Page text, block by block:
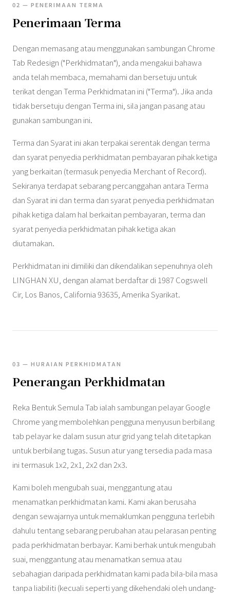
02 — PENERIMAAN TERMA
Penerimaan Terma
Dengan memasang atau menggunakan sambungan Chrome
Tab Redesign ("Perkhidmatan"), anda mengakui bahawa
anda telah membaca, memahami dan bersetuju untuk
terikat dengan Terma Perkhidmatan ini ("Terma"). Jika anda
tidak bersetuju dengan Terma ini, sila jangan pasang atau
gunakan sambungan ini.
Terma dan Syarat ini akan terpakai serentak dengan terma
dan syarat penyedia perkhidmatan pembayaran pihak ketiga
yang berkaitan (termasuk penyedia Merchant of Record).
Sekiranya terdapat sebarang percanggahan antara Terma
dan Syarat ini dan terma dan syarat penyedia perkhidmatan
pihak ketiga dalam hal berkaitan pembayaran, terma dan
syarat penyedia perkhidmatan pihak ketiga akan
diutamakan.
Perkhidmatan ini dimiliki dan dikendalikan sepenuhnya oleh
LINGHAN XU, dengan alamat berdaftar di 1987 Cogswell
Cir, Los Banos, California 93635, Amerika Syarikat.
03 — HURAIAN PERKHIDMATAN
Penerangan Perkhidmatan
Reka Bentuk Semula Tab ialah sambungan pelayar Google
Chrome yang membolehkan pengguna menyusun berbilang
tab pelayar ke dalam susun atur grid yang telah ditetapkan
untuk berbilang tugas. Susun atur yang tersedia pada masa
ini termasuk 1x2, 2x1, 2x2 dan 2x3.
Kami boleh mengubah suai, menggantung atau
menamatkan perkhidmatan kami. Kami akan berusaha
dengan sewajarnya untuk memaklumkan pengguna terlebih
dahulu tentang sebarang perubahan atau pelarasan penting
pada perkhidmatan berbayar. Kami berhak untuk mengubah
suai, menggantung atau menamatkan semua atau
sebahagian daripada perkhidmatan kami pada bila-bila masa
tanpa liabiliti (kecuali seperti yang dikehendaki oleh undang-